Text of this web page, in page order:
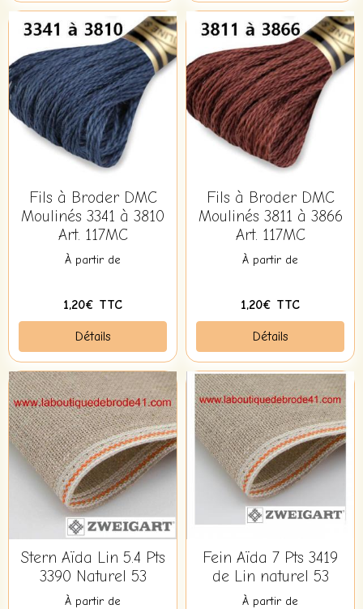
Fils à Broder DMC
Moulinés 3341 à 3810
Art. 117MC
À partir de
1,20€ TTC
Détails
Fils à Broder DMC
Moulinés 3811 à 3866
Art. 117MC
À partir de
1,20€ TTC
Détails
Stern Aïda Lin 5.4 Pts
3390 Naturel 53
À partir de
Fein Aïda 7 Pts 3419
de Lin naturel 53
À partir de